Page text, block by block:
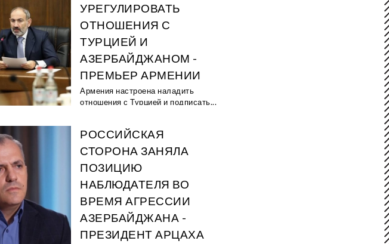
УРЕГУЛИРОВАТЬ
ОТНОШЕНИЯ С
ТУРЦИЕЙ И
АЗЕРБАЙДЖАНОМ -
ПРЕМЬЕР АРМЕНИИ
Армения настроена наладить
отношения с Турцией и подписать...
РОССИЙСКАЯ
СТОРОНА ЗАНЯЛА
ПОЗИЦИЮ
НАБЛЮДАТЕЛЯ ВО
ВРЕМЯ АГРЕССИИ
АЗЕРБАЙДЖАНА -
ПРЕЗИДЕНТ АРЦАХА